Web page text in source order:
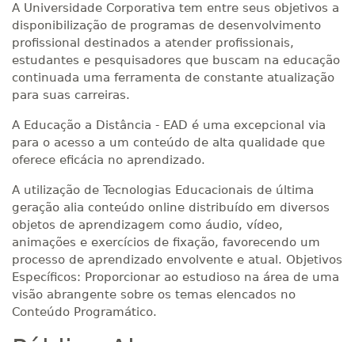
A Universidade Corporativa tem entre seus objetivos a
disponibilização de programas de desenvolvimento
profissional destinados a atender profissionais,
estudantes e pesquisadores que buscam na educação
continuada uma ferramenta de constante atualização
para suas carreiras.
A Educação a Distância - EAD é uma excepcional via
para o acesso a um conteúdo de alta qualidade que
oferece eficácia no aprendizado.
A utilização de Tecnologias Educacionais de última
geração alia conteúdo online distribuído em diversos
objetos de aprendizagem como áudio, vídeo,
animações e exercícios de fixação, favorecendo um
processo de aprendizado envolvente e atual. Objetivos
Específicos: Proporcionar ao estudioso na área de uma
visão abrangente sobre os temas elencados no
Conteúdo Programático.